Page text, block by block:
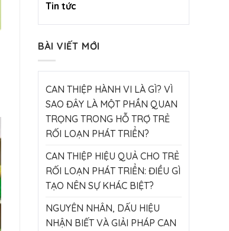
Tin tức
BÀI VIẾT MỚI
CAN THIỆP HÀNH VI LÀ GÌ? VÌ
SAO ĐÂY LÀ MỘT PHẦN QUAN
TRỌNG TRONG HỖ TRỢ TRẺ
RỐI LOẠN PHÁT TRIỂN?
CAN THIỆP HIỆU QUẢ CHO TRẺ
RỐI LOẠN PHÁT TRIỂN: ĐIỀU GÌ
TẠO NÊN SỰ KHÁC BIỆT?
NGUYÊN NHÂN, DẤU HIỆU
NHẬN BIẾT VÀ GIẢI PHÁP CAN